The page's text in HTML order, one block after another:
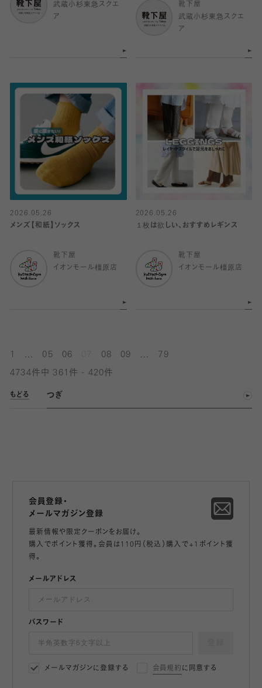
武蔵小杉東急スクエ
ア
靴下屋
武蔵小杉東急スクエ
ア
2026.05.26
メンズ【和紙】ソックス
靴下屋
イオンモール橿原店
2026.05.26
１枚は欲しい、おすすめレギンス
靴下屋
イオンモール橿原店
05 06 08 09 79
4734件中 361件 - 420件
もどる つぎ
会員登録・
メールマガジン登録
最新情報や限定クーポンをお届け。
購入でポイント獲得。会員は110円（税込）購入で+1ポイント獲
得。
メールアドレス
パスワード
メールマガジンに登録する 会員規約 に同意する